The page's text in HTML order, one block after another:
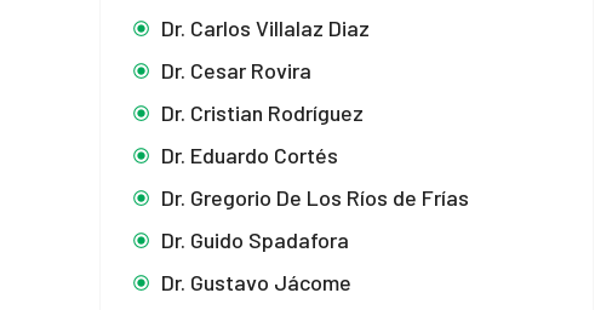
Dr. Carlos Villalaz Diaz
Dr. Cesar Rovira
Dr. Cristian Rodríguez
Dr. Eduardo Cortés
Dr. Gregorio De Los Ríos de Frías
Dr. Guido Spadafora
Dr. Gustavo Jácome